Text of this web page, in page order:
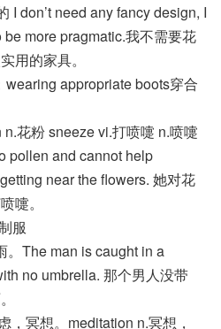
I don’t need any fancy design, I
be more pragmatic.我不需要花
用的家具。
appropriate boots穿合
花粉 sneeze vi.打喷嚏 n.喷嚏
pollen and cannot help
near the flowers. 她对花
嚏。
服
。The man is caught in a
no umbrella. 那个男人没带
，冥想。meditation n.冥想，